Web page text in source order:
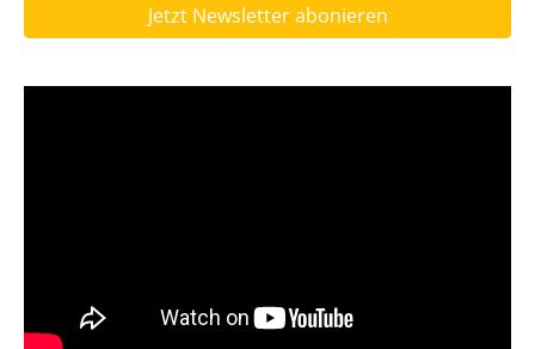
Jetzt Newsletter abonieren